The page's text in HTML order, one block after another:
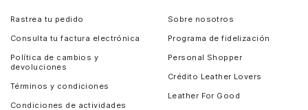
Rastrea tu pedido
Consulta tu factura electrónica
Política de cambios y
devoluciones
Términos y condiciones
Condiciones de actividades
Sobre nosotros
Programa de fidelización
Personal Shopper
Crédito Leather Lovers
Leather For Good